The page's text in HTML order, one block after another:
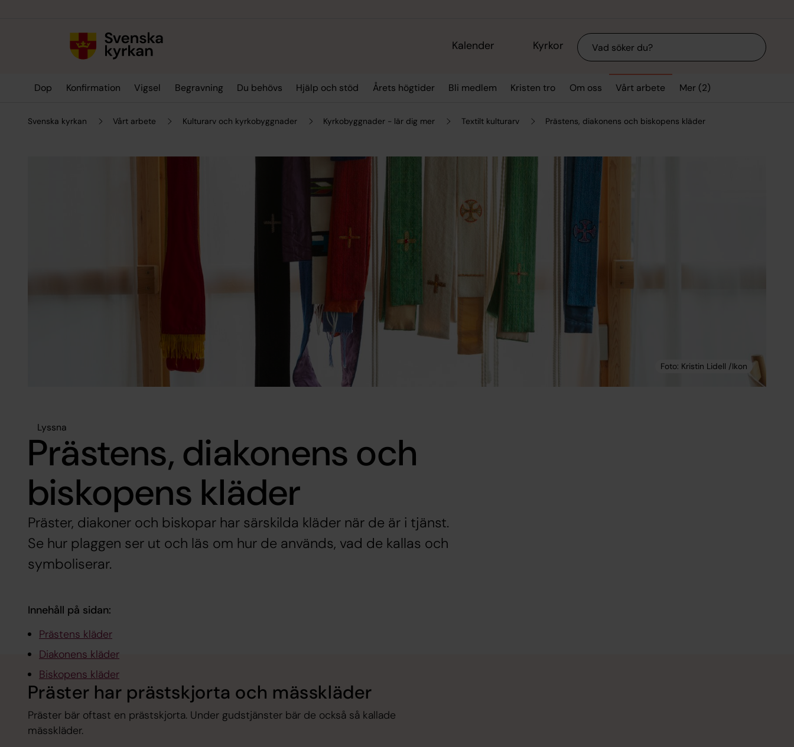
Kalender Kyrkor Sök
Dop Konfirmation Vigsel Begravning Du behövs Hjälp och stöd Årets högtider Bli medlem Kristen tro Om oss Vårt arbete Mer (2)
Svenska kyrkan Vårt arbete Kulturarv och kyrkobyggnader Kyrkobyggnader - lär dig mer Textilt kulturarv Prästens, diakonens och biskopens kläder
Lyssna
Prästens, diakonens och
biskopens kläder
Präster, diakoner och biskopar har särskilda kläder när de är i tjänst.
Se hur plaggen ser ut och läs om hur de används, vad de kallas och
symboliserar.
Innehåll på sidan:
Prästens kläder
Diakonens kläder
Biskopens kläder
Präster har prästskjorta och mässkläder
Präster bär oftast en prästskjorta. Under gudstjänster bär de också så kallade
mässkläder.